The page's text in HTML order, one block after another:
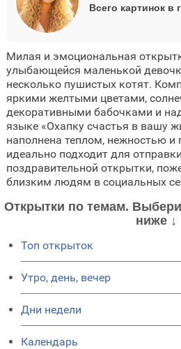
Всего картинок в
Милая и эмоциональная
улыбающейся маленькой
несколько пушистых котят.
яркими желтыми цветами,
декоративными бабочками и
языке «Охапку счастья в вашу
наполнена теплом, нежностью и
идеально подходит для
поздравительной открытки,
близким людям в социальных
Открытки по темам.
ниже ↓
Топ открыток
Утро, день, вечер
Дни недели
Календарь